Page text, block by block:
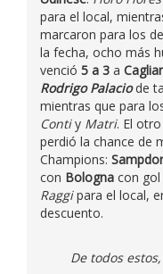
para el local,
marcaron para los
la fecha, ocho más
venció 5 a 3 a
Rodrigo Palaciode
mientras que para
Contiy Matri. El
perdió la chance de
Champions:
con Bologna con gol
Raggipara el local,
descuento.
De todos